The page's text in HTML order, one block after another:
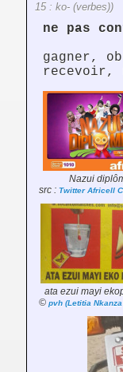
15 : ko- (verbes))
ne pas
gagner,
recevoir,
Nazui
src : Twitter Africell
ata ezui mayi
© pvh (Letitia